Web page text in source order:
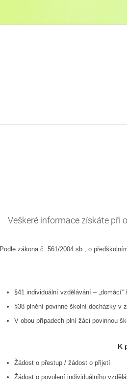
Veškeré informace získáte při
Podle zákona č. 561/2004 sb., o
§41 individuální vzdělávání –
§38 plnění povinné školní docházky v
V obou případech plní žáci povinnou
K
Žádost o přestup / žádost o přijetí
Žádost o povolení individuálního